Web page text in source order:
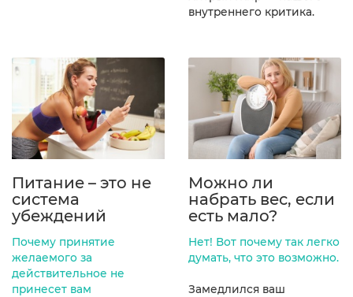
внутреннего критика.
Питание – это не
система
убеждений
Почему принятие
желаемого за
действительное не
принесет вам
Можно ли
набрать вес, если
есть мало?
Нет! Вот почему так легко
думать, что это возможно.
Замедлился ваш